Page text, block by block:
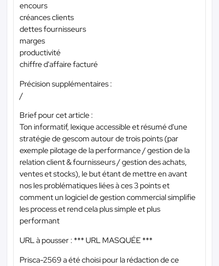
encours
créances clients
dettes fournisseurs
marges
productivité
chiffre d'affaire facturé
Précision supplémentaires :
/
Brief pour cet article :
Ton informatif, lexique accessible et résumé d'une
stratégie de gescom autour de trois points (par
exemple pilotage de la performance / gestion de la
relation client & fournisseurs / gestion des achats,
ventes et stocks), le but étant de mettre en avant
nos les problématiques liées à ces 3 points et
comment un logiciel de gestion commercial simplifie
les process et rend cela plus simple et plus
performant
URL à pousser : *** URL MASQUÉE ***
Prisca-2569 a été choisi pour la rédaction de ce